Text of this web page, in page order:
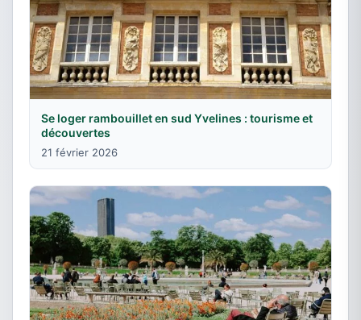
Se loger rambouillet en sud Yvelines : tourisme et
découvertes
21 février 2026